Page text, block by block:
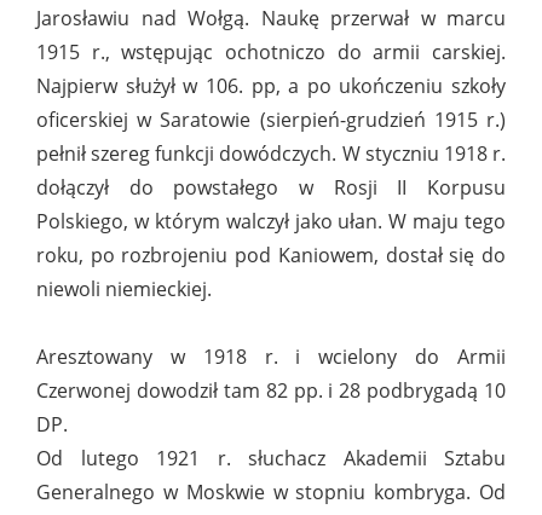
Jarosławiu nad Wołgą. Naukę przerwał w marcu
1915 r., wstępując ochotniczo do armii carskiej.
Najpierw służył w 106. pp, a po ukończeniu szkoły
oficerskiej w Saratowie (sierpień-grudzień 1915 r.)
pełnił szereg funkcji dowódczych. W styczniu 1918 r.
dołączył do powstałego w Rosji II Korpusu
Polskiego, w którym walczył jako ułan. W maju tego
roku, po rozbrojeniu pod Kaniowem, dostał się do
niewoli niemieckiej.
Aresztowany w 1918 r. i wcielony do Armii
Czerwonej dowodził tam 82 pp. i 28 podbrygadą 10
DP.
Od lutego 1921 r. słuchacz Akademii Sztabu
Generalnego w Moskwie w stopniu kombryga. Od